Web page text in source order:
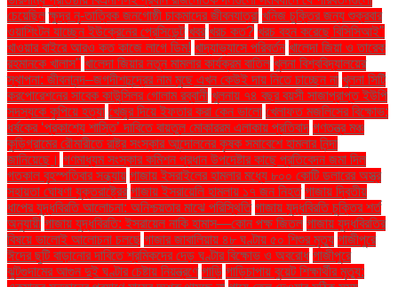
চেয়েছিল ক্ষুদ্র নৃ-তাত্বিক জনগোষ্ঠী চাকমাদের জীবনযাত্রা খনিজ চুক্তির জন্য শুক্রবার
ওয়াশিংটন যাচ্ছেন ইউক্রেনের প্রেসিডেন্ট খবর খরচ কত? খরচ বহন করেছে বিসিসিআই"
খাওয়ার বাইরে আরও কত কাজে লাগে ডিম! খাদ্যাভ্যাসে পরিবর্তন খালেদা জিয়া ও তারেক
রহমানকে খালাস'' খালেদা জিয়ার নতুন মামলার কার্যক্রম বাতিল খুলনা বিশ্ববিদ্যালয়ের
স্থাপনা: জীবনানন্দ–জগদীশচন্দ্রের নাম মুছে এখন কেউই দায় নিতে চাচ্ছেন না খুলনা সিটি
করপোরেশনের সাবেক কাউন্সিলর গোলাম রব্বানী খুলনায় ৭৪ বছর বয়সী সাজাপ্রাপ্ত ইউপি
সদস্যকে কুপিয়ে হত্যা খেজুর দিয়ে ইফতার করা কেন ভালো খেলাফত মজলিসের বিক্ষোভ:
ধর্ষকের ‘প্রকাশ্যে শাস্তি’ দাবিতে বায়তুল মোকাররম এলাকায় প্রতিবাদ গণতন্ত্র মঞ্চ
কুড়িগ্রামের রৌমারীতে রাষ্ট্র সংস্কার আন্দোলনের কৃষক সমাবেশে হামলার নিন্দা
জানিয়েছে। গণমাধ্যম সংস্কার কমিশন প্রধান উপদেষ্টার কাছে প্রতিবেদন জমা দিল
গতকাল বৃহস্পতিবার সন্ধ্যায় গাজায় ইসরাইলের হামলার মধ্যে ৮০০ কোটি ডলারের অস্ত্র
সহায়তা ঘোষণা যুক্তরাষ্ট্রের গাজায় ইসরায়েলি হামলায় ১৭ জন নিহত গাজায় দ্বিতীয়
ধাপের যুদ্ধবিরতি আলোচনা: অনিশ্চয়তার মাঝে পরিস্থিতি গাজায় যুদ্ধবিরতি চুক্তির শর্ত
অনুযায়ী গাজায় যুদ্ধবিরতি: ইসরায়েল নাকি হামাস—কোন পক্ষ জিতল গাজায় যুদ্ধবিরতির
বিষয়ে ভালোই আলোচনা চলছে গাজার জাবালিয়ায় ৪৮ ঘণ্টায় ৫০ শিশুর মৃত্যু গাজীপুরে
ঈদের ছুটি বাড়ানোর দাবিতে শ্রমিকদের দেড় ঘণ্টার বিক্ষোভ ও অবরোধ গাজীপুরে
ঝুটগুদামের আগুন দুই ঘণ্টার চেষ্টায় নিয়ন্ত্রণে গাড়ি গাড়িচাপায় বুয়েট শিক্ষার্থীর মৃত্যু: